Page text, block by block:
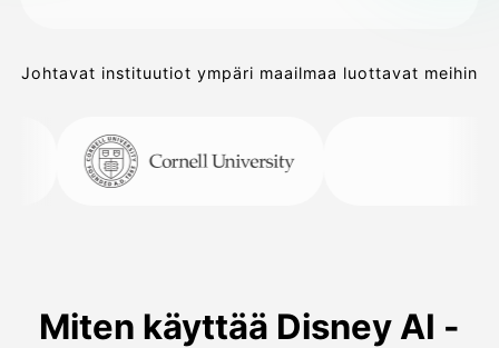
Johtavat instituutiot ympäri maailmaa luottavat meihin
Miten käyttää Disney AI -